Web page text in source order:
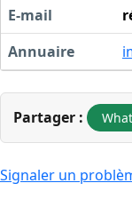
E-mail
Annuaire
Partager :
Signaler un